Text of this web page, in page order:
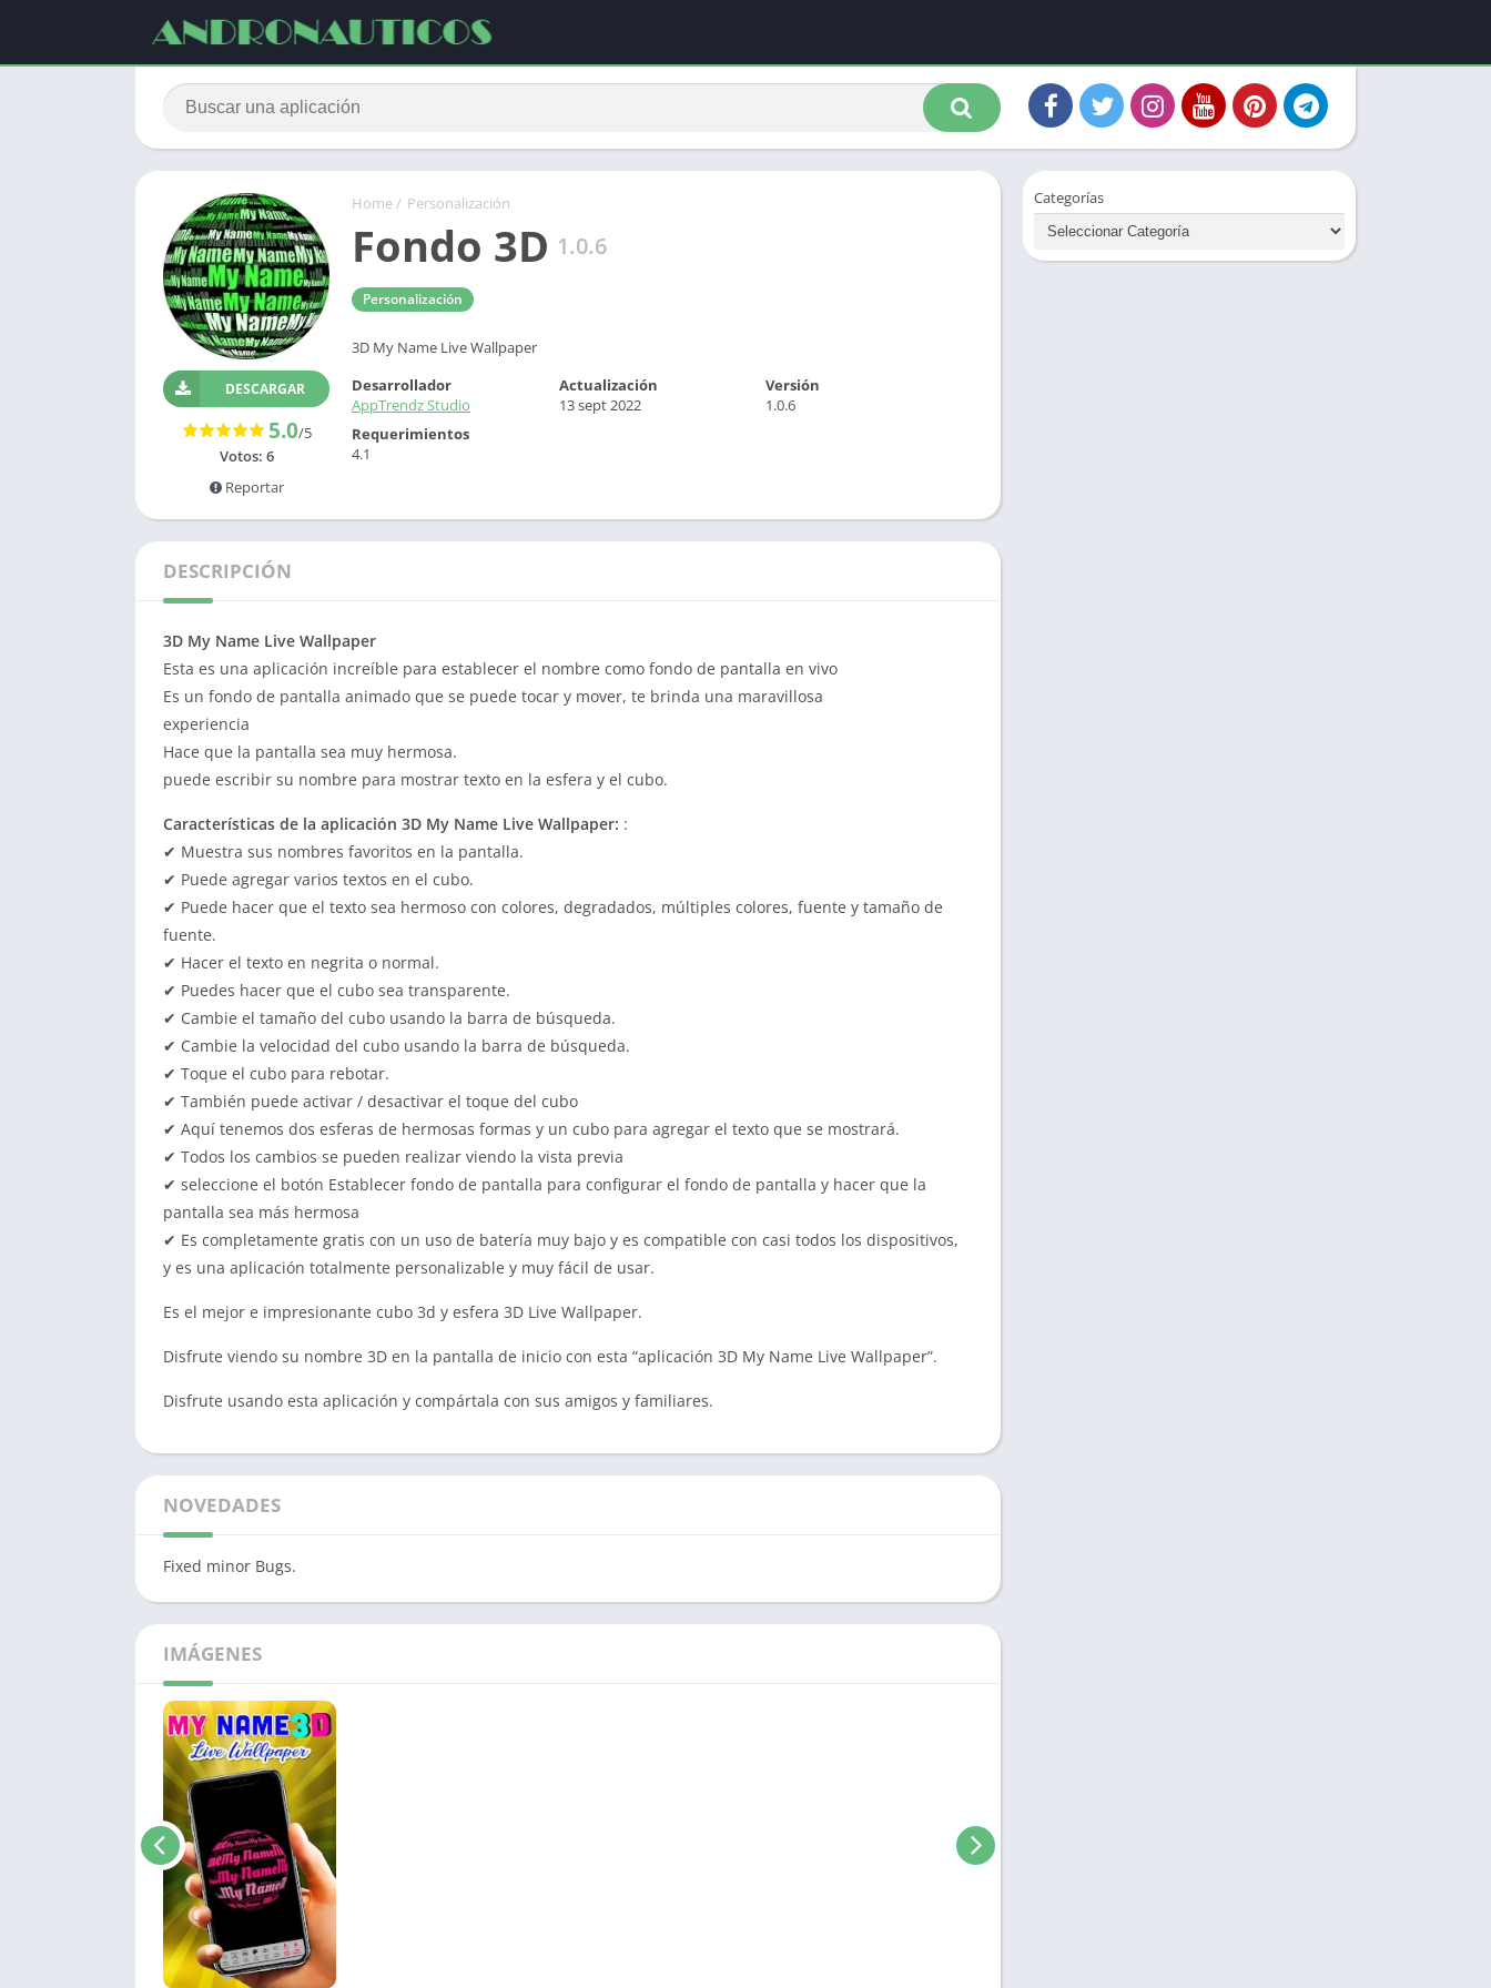
Home/ Personalización
Fondo 3D 1.0.6
Personalización
3D My Name Live Wallpaper
DESCARGAR
5.0/5
Votos: 6
Reportar
Desarrollador
AppTrendz Studio
Actualización
13 sept 2022
Versión
1.0.6
Requerimientos
4.1
DESCRIPCIÓN
3D My Name Live Wallpaper
Esta es una aplicación increíble para establecer el nombre como fondo de pantalla en vivo
Es un fondo de pantalla animado que se puede tocar y mover, te brinda una maravillosa
experiencia
Hace que la pantalla sea muy hermosa.
puede escribir su nombre para mostrar texto en la esfera y el cubo.
Características de la aplicación 3D My Name Live Wallpaper: :
✔ Muestra sus nombres favoritos en la pantalla.
✔ Puede agregar varios textos en el cubo.
✔ Puede hacer que el texto sea hermoso con colores, degradados, múltiples colores, fuente y tamaño de
fuente.
✔ Hacer el texto en negrita o normal.
✔ Puedes hacer que el cubo sea transparente.
✔ Cambie el tamaño del cubo usando la barra de búsqueda.
✔ Cambie la velocidad del cubo usando la barra de búsqueda.
✔ Toque el cubo para rebotar.
✔ También puede activar / desactivar el toque del cubo
✔ Aquí tenemos dos esferas de hermosas formas y un cubo para agregar el texto que se mostrará.
✔ Todos los cambios se pueden realizar viendo la vista previa
✔ seleccione el botón Establecer fondo de pantalla para configurar el fondo de pantalla y hacer que la
pantalla sea más hermosa
✔ Es completamente gratis con un uso de batería muy bajo y es compatible con casi todos los dispositivos,
y es una aplicación totalmente personalizable y muy fácil de usar.
Es el mejor e impresionante cubo 3d y esfera 3D Live Wallpaper.
Disfrute viendo su nombre 3D en la pantalla de inicio con esta “aplicación 3D My Name Live Wallpaper”.
Disfrute usando esta aplicación y compártala con sus amigos y familiares.
NOVEDADES
Fixed minor Bugs.
IMÁGENES
Categorías